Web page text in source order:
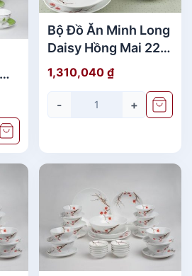
Bộ Đồ Ăn Minh Long
Daisy Hồng Mai 22
Sản Phẩm Đẹp
1,310,040 ₫
- +